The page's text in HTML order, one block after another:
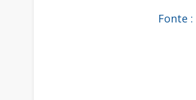
Fonte :